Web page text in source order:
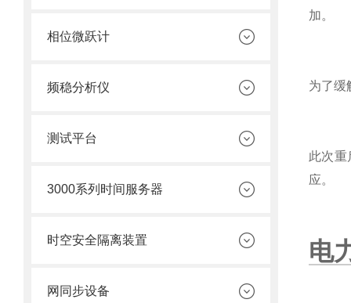
相位微跃计
频稳分析仪
测试平台
3000系列时间服务器
时空安全隔离装置
网同步设备
加。
为了缓
此次重
应。
电